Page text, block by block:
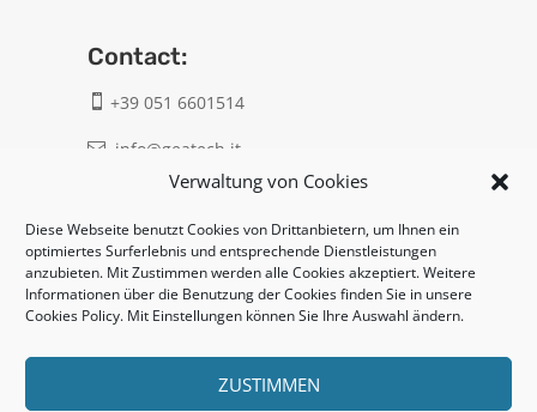
Verwaltung von Cookies
Diese Webseite benutzt Cookies von Drittanbietern, um Ihnen ein
optimiertes Surferlebnis und entsprechende Dienstleistungen
anzubieten. Mit Zustimmen werden alle Cookies akzeptiert. Weitere
Informationen über die Benutzung der Cookies finden Sie in unsere
Cookies Policy. Mit Einstellungen können Sie Ihre Auswahl ändern.
ZUSTIMMEN
Contact:
 +39 051 6601514
 info@geatech.it
Legal:
Privacy policy